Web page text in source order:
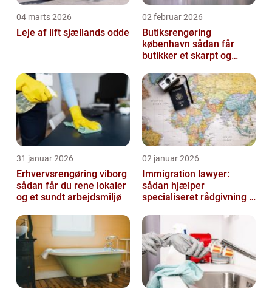
04 marts 2026
Leje af lift sjællands odde
02 februar 2026
Butiksrengøring
københavn sådan får
butikker et skarpt og
31 januar 2026
Erhvervsrengøring viborg
sådan får du rene lokaler
og et sundt arbejdsmiljø
02 januar 2026
Immigration lawyer:
sådan hjælper
specialiseret rådgivning i